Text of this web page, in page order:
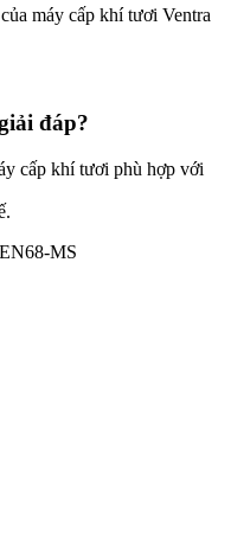
máy cấp khí tươi Ventra
đáp?
cấp khí tươi phù hợp với